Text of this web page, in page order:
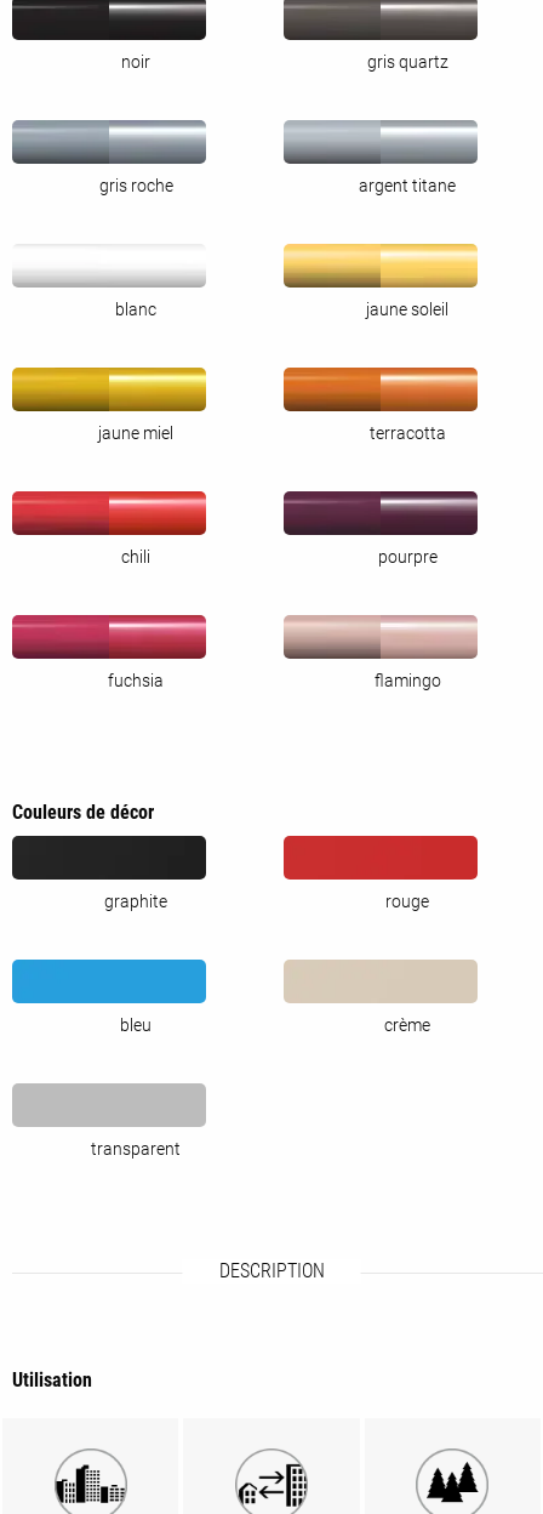
noir gris quartz
gris roche argent titane
blanc jaune soleil
jaune miel terracotta
chili pourpre
fuchsia flamingo
Couleurs de décor
graphite rouge
bleu crème
transparent
DESCRIPTION
Utilisation